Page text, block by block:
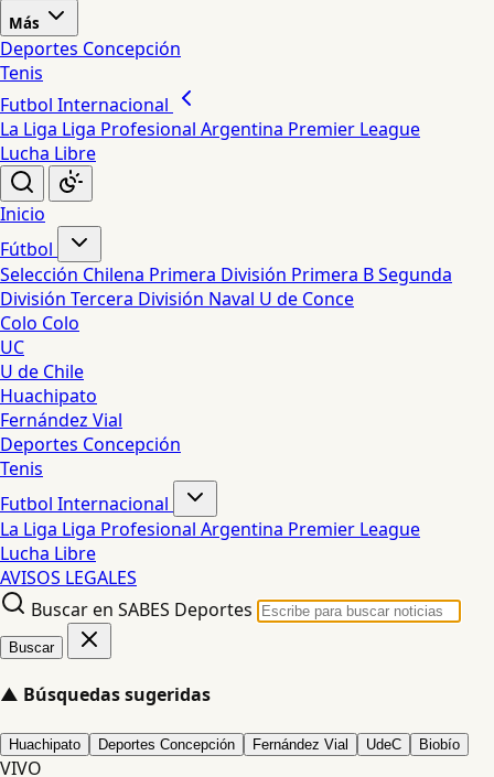
Más
Deportes Concepción
Tenis
Futbol Internacional
La Liga Liga Profesional Argentina Premier League
Lucha Libre
Inicio
Fútbol
Selección Chilena Primera División Primera BSegunda
División Tercera División Naval U de Conce
Colo Colo
UC
U de Chile
Huachipato
Fernández Vial
Deportes Concepción
Tenis
Futbol Internacional
La Liga Liga Profesional Argentina Premier League
Lucha Libre
AVISOS LEGALES
Buscar en SABES Deportes
Buscar
▲ Búsquedas sugeridas
Huachipato Deportes Concepción Fernández Vial UdeC Biobío
VIVO